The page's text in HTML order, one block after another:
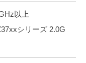
以上
シリーズ 2.0G